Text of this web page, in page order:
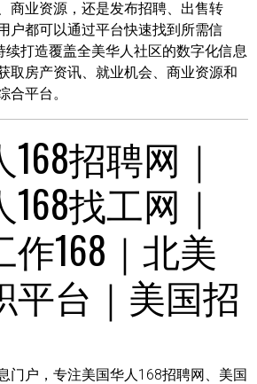
商业资源，还是发布招聘、出售转
户都可以通过平台快速找到所需信
续打造覆盖全美华人社区的数字化信息
取房产资讯、就业机会、商业资源和
合平台。
招聘网｜
找工网｜
168｜北美
平台｜美国招
门户，专注美国华人168招聘网、美国